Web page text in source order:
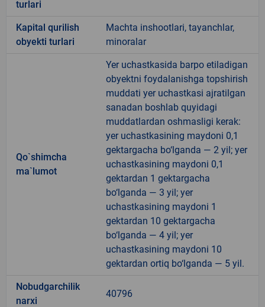
turlari
Kapital qurilish
obyekti turlari
Machta inshootlari, tayanchlar,
minoralar
Qo`shimcha
ma`lumot
Yer uchastkasida barpo etiladigan
obyektni foydalanishga topshirish
muddati yer uchastkasi ajratilgan
sanadan boshlab quyidagi
muddatlardan oshmasligi kerak:
yer uchastkasining maydoni 0,1
gektargacha bo‘lganda — 2 yil; yer
uchastkasining maydoni 0,1
gektardan 1 gektargacha
bo‘lganda — 3 yil; yer
uchastkasining maydoni 1
gektardan 10 gektargacha
bo‘lganda — 4 yil; yer
uchastkasining maydoni 10
gektardan ortiq bo‘lganda — 5 yil.
Nobudgarchilik
narxi
40796